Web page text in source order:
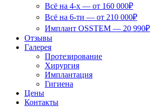
Всё на 4-х — от 160 000₽
Всё на 6-ти — от 210 000₽
Имплант OSSTEM — 20 990₽
Отзывы
Галерея
Протезирование
Хирургия
Имплантация
Гигиена
Цены
Контакты